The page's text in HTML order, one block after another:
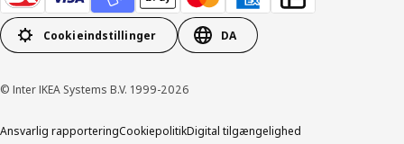
Cookieindstillinger DA
© Inter IKEA Systems B.V. 1999-2026
Ansvarlig rapporteringCookiepolitikDigital tilgængelighed